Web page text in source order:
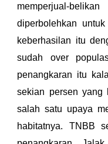
memperjual-
diperbolehkan
keberhasilan itu
sudah over
penangkaran itu
sekian persen yang
salah satu upaya
habitatnya. TNBB